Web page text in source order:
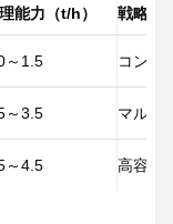
能力（t/h） 戦略的
～1.5 コンパ
～3.5 マルチ
～4.5 高容量